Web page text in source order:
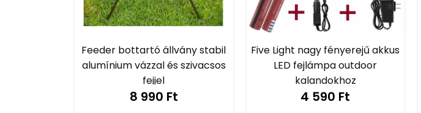
Feeder bottartó állvány stabil
alumínium vázzal és szivacsos
fejjel
8 990 Ft
Five Light nagy fényerejű akkus
LED fejlámpa outdoor
kalandokhoz
4 590 Ft